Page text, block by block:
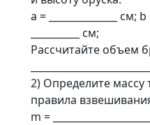
a = ______________ см;
__________ см;
Рассчитайте объем
2) Определите массу
правила
m =